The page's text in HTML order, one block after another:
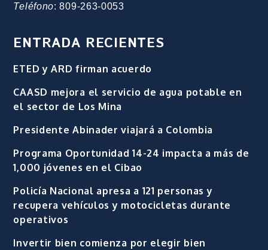
Teléfono: 809-263-0053
ENTRADA RECIENTES
ETED y ARD firman acuerdo
CAASD mejora el servicio de agua potable en
el sector de Los Mina
Presidente Abinader viajará a Colombia
Programa Oportunidad 14-24 impacta a más de
1,000 jóvenes en el Cibao
Policía Nacional apresa a 121 personas y
recupera vehículos y motocicletas durante
operativos
Invertir bien comienza por elegir bien